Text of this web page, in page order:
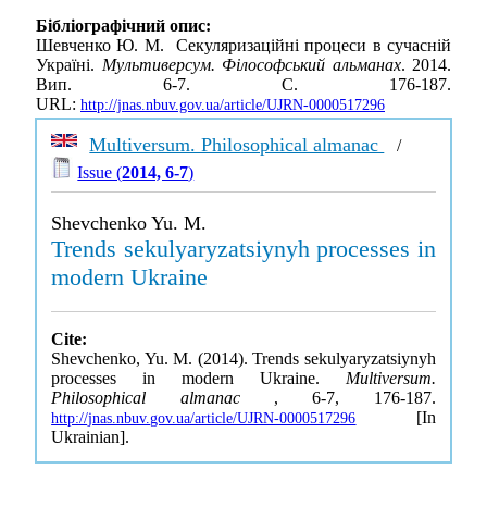
Бібліографічний опис:
Шевченко Ю. М. Секуляризаційні процеси в сучасній
Україні. Мультиверсум. Філософський альманах. 2014.
Вип. 6-7. С. 176-187.
URL: http://jnas.nbuv.gov.ua/article/UJRN-0000517296
Multiversum. Philosophical almanac
/
Issue (2014, 6-7)
Shevchenko Yu. M.
Trends sekulyaryzatsiynyh processes in
modern Ukraine
Cite:
Shevchenko, Yu. M. (2014). Trends sekulyaryzatsiynyh
processes in modern Ukraine. Multiversum.
Philosophical almanac , 6-7, 176-187.
http://jnas.nbuv.gov.ua/article/UJRN-0000517296 [In
Ukrainian].